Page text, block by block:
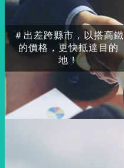
＃出差跨縣市，以搭高鐵
的價格，更快抵達目的
地！